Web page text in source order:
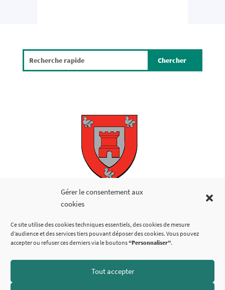
Gérer le consentement aux
cookies
Ce site utilise des cookies techniques essentiels, des cookies de mesure
d’audience et des services tiers pouvant déposer des cookies. Vous pouvez
accepter ou refuser ces derniers via le boutons“Personnaliser”.
Tout accepter
Copyright © 2026
SUIVEZ-NOUS